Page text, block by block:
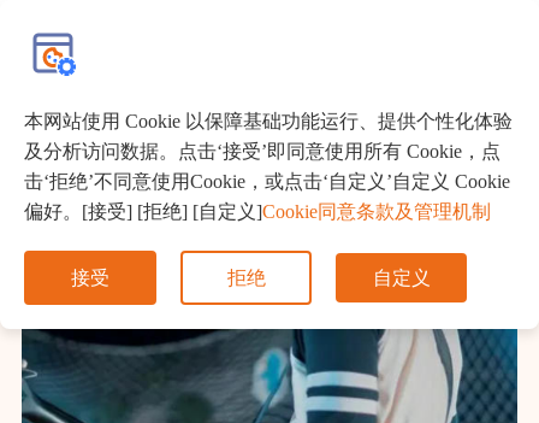
本网站使用 Cookie 以保障基础功能运行、提供个性化体验
及分析访问数据。点击‘接受’即同意使用所有 Cookie，点
击‘拒绝’不同意使用Cookie，或点击‘自定义’自定义 Cookie
偏好。[接受] [拒绝] [自定义]Cookie同意条款及管理机制
接受 拒绝 自定义